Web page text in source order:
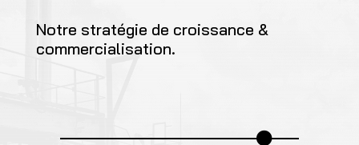
Notre stratégie de croissance &
commercialisation.